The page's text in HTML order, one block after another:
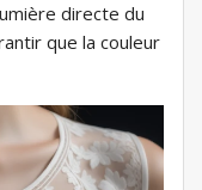
directe du
que la couleur